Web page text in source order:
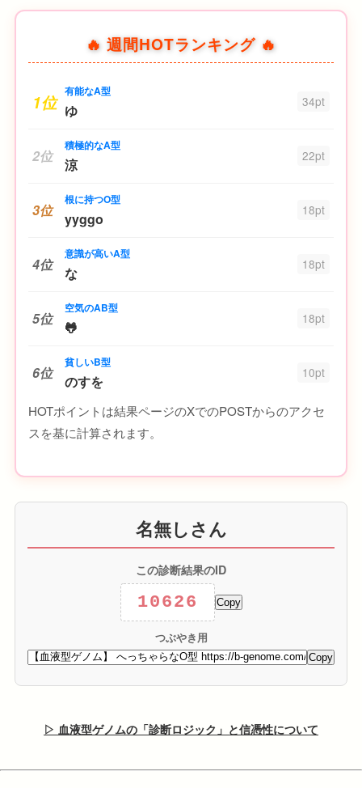
🔥 週間HOTランキング 🔥
1位 有能なA型
ゆ 34pt
2位
積極的なA型
涼 22pt
3位
根に持つO型
yyggo 18pt
4位
意識が高いA型
な 18pt
5位
空気のAB型
🐸 18pt
6位
貧しいB型
のすを 10pt
HOTポイントは結果ページのXでのPOSTからのアクセ
スを基に計算されます。
名無しさん
この診断結果のID
10626 Copy
つぶやき用
Copy
▷ 血液型ゲノムの「診断ロジック」と信憑性について